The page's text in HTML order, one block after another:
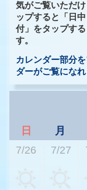
気がご覧いただ
ップすると「日
付」をタップす
す。
カレンダー部分
ダーがご覧にな
日 月
7/26
7/27